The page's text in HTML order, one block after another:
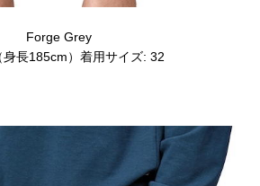
Forge Grey
身長185cm）着用サイズ: 32